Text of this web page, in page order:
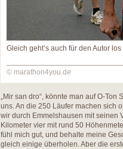
Gleich geht’s auch für den Autor los
© marathon4you.de
„Mir san dro“, könnte man auf O-
uns. An die 250 Läufer machen sich
wir durch Emmelshausen mit seinen
Kilometer vier mit rund 50
fühl mich gut, und behalte meine
gleich einige überholen. Aber die